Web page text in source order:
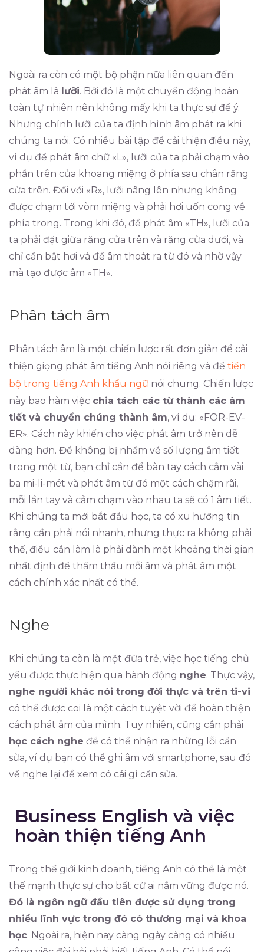
Ngoài ra còn có một bộ phận nữa liên quan đến
phát âm là lưỡi. Bởi đó là một chuyển động hoàn
toàn tự nhiên nên không mấy khi ta thực sự để ý.
Nhưng chính lưỡi của ta định hình âm phát ra khi
chúng ta nói. Có nhiều bài tập để cải thiện điều này,
ví dụ để phát âm chữ «L», lưỡi của ta phải chạm vào
phần trên của khoang miệng ở phía sau chân răng
cửa trên. Đối với «R», lưỡi nâng lên nhưng không
được chạm tới vòm miệng và phải hơi uốn cong về
phía trong. Trong khi đó, để phát âm «TH», lưỡi của
ta phải đặt giữa răng cửa trên và răng cửa dưới, và
chỉ cần bật hơi và để âm thoát ra từ đó và nhờ vậy
mà tạo được âm «TH».
Phân tách âm
Phân tách âm là một chiến lược rất đơn giản để cải
thiện giọng phát âm tiếng Anh nói riêng và để tiến
bộ trong tiếng Anh khẩu ngữ nói chung. Chiến lược
này bao hàm việc chia tách các từ thành các âm
tiết và chuyển chúng thành âm, ví dụ: «FOR-EV-
ER». Cách này khiến cho việc phát âm trở nên dễ
dàng hơn. Để không bị nhầm về số lượng âm tiết
trong một từ, bạn chỉ cần để bàn tay cách cằm vài
ba mi-li-mét và phát âm từ đó một cách chậm rãi,
mỗi lần tay và cằm chạm vào nhau ta sẽ có 1 âm tiết.
Khi chúng ta mới bắt đầu học, ta có xu hướng tin
rằng cần phải nói nhanh, nhưng thực ra không phải
thế, điều cần làm là phải dành một khoảng thời gian
nhất định để thẩm thấu mỗi âm và phát âm một
cách chính xác nhất có thể.
Nghe
Khi chúng ta còn là một đứa trẻ, việc học tiếng chủ
yếu được thực hiện qua hành động nghe. Thực vậy,
nghe người khác nói trong đời thực và trên ti-vi
có thể được coi là một cách tuyệt vời để hoàn thiện
cách phát âm của mình. Tuy nhiên, cũng cần phải
học cách nghe để có thể nhận ra những lỗi cần
sửa, ví dụ bạn có thể ghi âm với smartphone, sau đó
về nghe lại để xem có cái gì cần sửa.
Business English và việc
hoàn thiện tiếng Anh
Trong thế giới kinh doanh, tiếng Anh có thể là một
thế mạnh thực sự cho bất cứ ai nắm vững được nó.
Đó là ngôn ngữ đầu tiên được sử dụng trong
nhiều lĩnh vực trong đó có thương mại và khoa
học. Ngoài ra, hiện nay càng ngày càng có nhiều